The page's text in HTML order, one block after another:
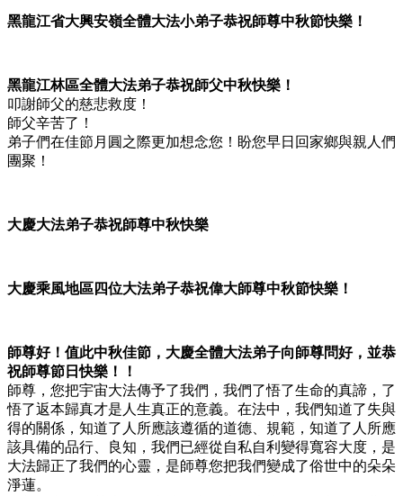
黑龍江省大興安嶺全體大法小弟子恭祝師尊中秋節快樂！
黑龍江林區全體大法弟子恭祝師父中秋快樂！
叩謝師父的慈悲救度！
師父辛苦了！
弟子們在佳節月圓之際更加想念您！盼您早日回家鄉與親人們
團聚！
大慶大法弟子恭祝師尊中秋快樂
大慶乘風地區四位大法弟子恭祝偉大師尊中秋節快樂！
師尊好！值此中秋佳節，大慶全體大法弟子向師尊問好，並恭
祝師尊節日快樂！！
師尊，您把宇宙大法傳予了我們，我們了悟了生命的真諦，了
悟了返本歸真才是人生真正的意義。在法中，我們知道了失與
得的關係，知道了人所應該遵循的道德、規範，知道了人所應
該具備的品行、良知，我們已經從自私自利變得寬容大度，是
大法歸正了我們的心靈，是師尊您把我們變成了俗世中的朵朵
淨蓮。